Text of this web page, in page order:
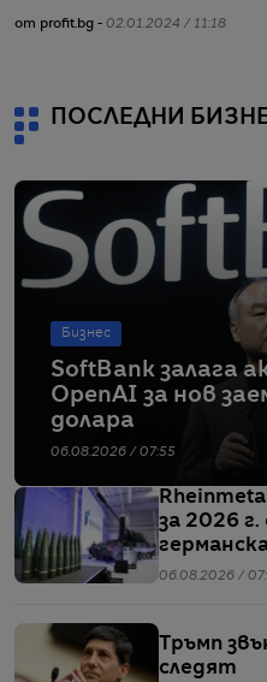
от profit.bg - 02.01.2024 / 11:18
ПОСЛЕДНИ
Бизнес
SoftBank залага
OpenAI за нов
долара
06.08.2026 / 07:55
за 2026
кораби от
06.08.2026 /
Тръмп
следят